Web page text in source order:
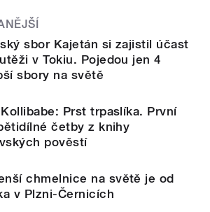
sbor Kajetán si zajistil účast
v Tokiu. Pojedou jen 4
sbory na světě
Prst trpaslíka. První
četby z knihy
pověstí
chmelnice na světě je od
v Plzni-Černicích